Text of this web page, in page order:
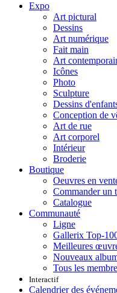
Expo
Art pictural
Dessins
Art numérique
Fait main
Art
Icônes
Photo
Sculpture
Dessins
Conception de
Art de rue
Art corporel
Intérieur
Broderie
Boutique
Oeuvres en
Commander un
Catalogue
Communauté
Ligne
Gallerix Top-
Meilleures
Nouveaux
Tous les
Interactif
Calendrier des